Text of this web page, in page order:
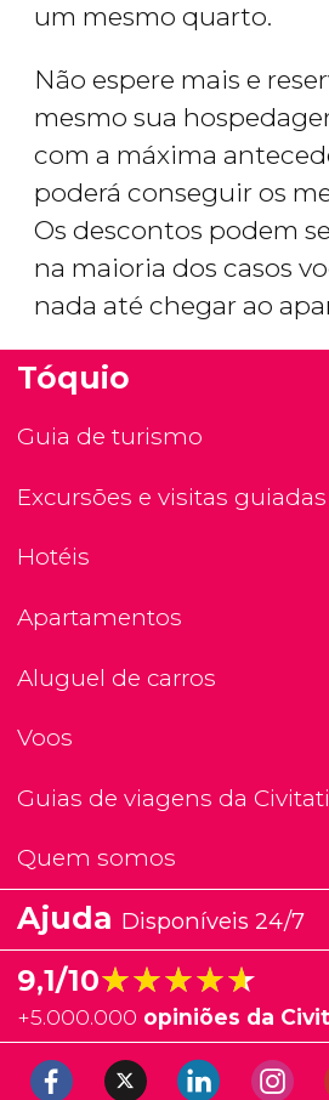
um mesmo quarto.
Não espere mais e
mesmo sua
com a máxima
poderá conseguir os
Os descontos podem
na maioria dos casos
nada até chegar ao
Tóquio
Guia de turismo
Excursões e visitas guiadas
Hotéis
Apartamentos
Aluguel de carros
Voos
Guias de viagens da
Quem somos
Ajuda Disponíveis 24/7
9,1/10★★★★★
★★★★★
+5.000.000 opiniões da